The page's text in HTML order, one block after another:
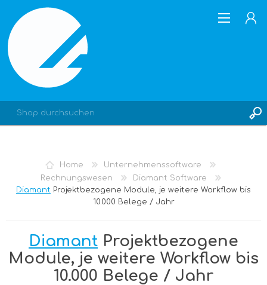
REGISTRIERUNG
ANMELDEN
Home
Unternehmenssoftware
Rechnungswesen
Diamant Software
Diamant Projektbezogene Module, je weitere Workflow bis
10.000 Belege / Jahr
Diamant Projektbezogene
Module, je weitere Workflow bis
10.000 Belege / Jahr